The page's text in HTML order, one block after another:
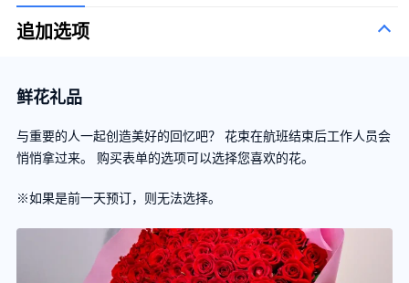
追加选项
鲜花礼品
与重要的人一起创造美好的回忆吧？ 花束在航班结束后工作人员会
悄悄拿过来。 购买表单的选项可以选择您喜欢的花。
※如果是前一天预订，则无法选择。